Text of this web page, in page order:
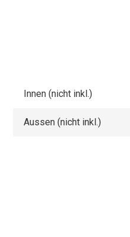
Innen (nicht inkl.)
Aussen (nicht inkl.)